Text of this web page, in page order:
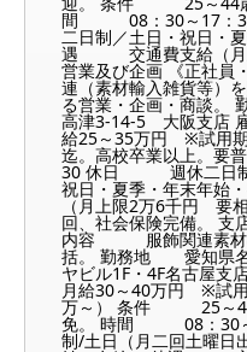
間 08：30～17：
二日制／土日・祝日・
遇 交通費支給（月上
営業及び企画 《正社
連（素材輸入雑貨等）
る営業・企画・商談
高津3-14-5 大阪支
給25～35万円 ※試
迄。高校卒業以上。
30 休日 週休二日制/
祝日・夏季・年末年
（月上限2万6千円 要
回、社会保険完備。 支
内容 服飾関連素材
括。 勤務地 愛知県名
ヤビル1F・4F名古
月給30～40万円 ※試
万～） 条件 25～44
免。 時間 08：30
制/土日（月二回土曜日